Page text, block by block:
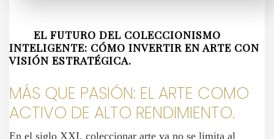
EL FUTURO DEL COLECCIONISMO
INTELIGENTE: CÓMO INVERTIR EN ARTE CON
VISIÓN ESTRATÉGICA.
MÁS QUE PASIÓN: EL ARTE COMO
ACTIVO DE ALTO RENDIMIENTO.
En el siglo XXI, coleccionar arte ya no se limita al